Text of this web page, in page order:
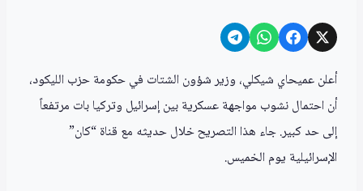
أعلن عميحاي شيكلي، وزير شؤون الشتات في حكومة حزب الليكود،
أن احتمال نشوب مواجهة عسكرية بين إسرائيل وتركيا بات مرتفعاً
إلى حد كبير. جاء هذا التصريح خلال حديثه مع قناة “كان”
الإسرائيلية يوم الخميس.